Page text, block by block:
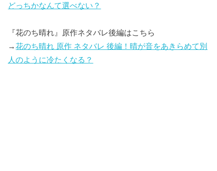
どっちかなんて選べない？
『花のち晴れ』原作ネタバレ後編はこちら
→花のち晴れ 原作 ネタバレ 後編！晴が音をあきらめて別
人のように冷たくなる？